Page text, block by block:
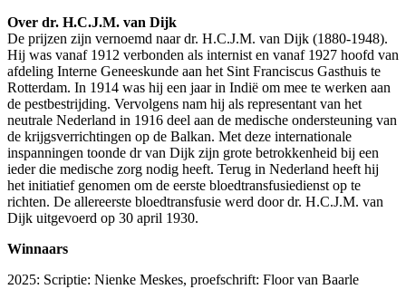
Over dr. H.C.J.M. van Dijk
De prijzen zijn vernoemd naar dr. H.C.J.M. van Dijk (1880-1948).
Hij was vanaf 1912 verbonden als internist en vanaf 1927 hoofd van
afdeling Interne Geneeskunde aan het Sint Franciscus Gasthuis te
Rotterdam. In 1914 was hij een jaar in Indië om mee te werken aan
de pestbestrijding. Vervolgens nam hij als representant van het
neutrale Nederland in 1916 deel aan de medische ondersteuning van
de krijgsverrichtingen op de Balkan. Met deze internationale
inspanningen toonde dr van Dijk zijn grote betrokkenheid bij een
ieder die medische zorg nodig heeft. Terug in Nederland heeft hij
het initiatief genomen om de eerste bloedtransfusiedienst op te
richten. De allereerste bloedtransfusie werd door dr. H.C.J.M. van
Dijk uitgevoerd op 30 april 1930.
Winnaars
2025: Scriptie: Nienke Meskes, proefschrift: Floor van Baarle